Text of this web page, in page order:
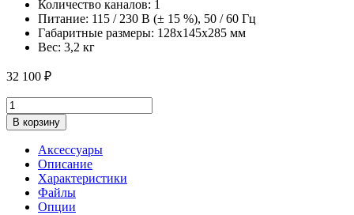
Количество каналов: 1
Питание: 115 / 230 В (± 15 %), 50 / 60 Гц
Габаритные размеры: 128х145х285 мм
Вес: 3,2 кг
32 100 ₽
SPS-
3610
источник
питания
количество
В корзину
Аксессуары
Описание
Характеристики
Файлы
Опции